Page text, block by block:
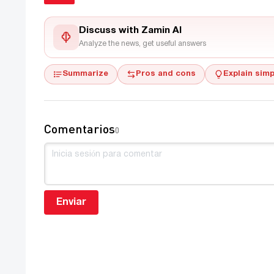
Discuss with Zamin AI
Analyze the news, get useful answers
Summarize Pros and cons Explain
Comentarios0
Enviar